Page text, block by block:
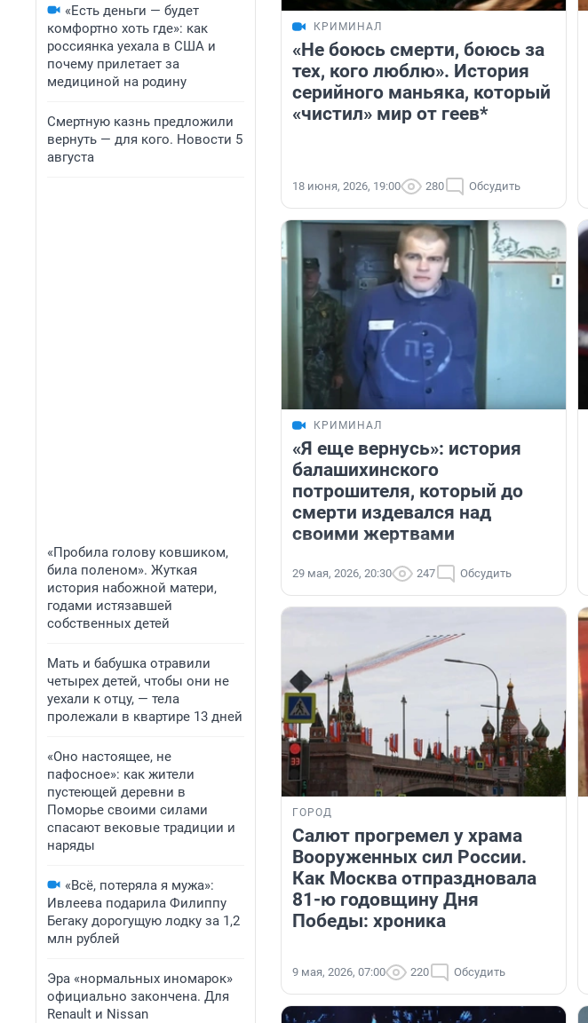
«Есть деньги — будет
комфортно хоть где»: как
россиянка уехала в США и
почему прилетает за
медициной на родину
Смертную казнь предложили
вернуть — для кого. Новости 5
августа
«Пробила голову ковшиком,
била поленом». Жуткая
история набожной матери,
годами истязавшей
собственных детей
Мать и бабушка отравили
четырех детей, чтобы они не
уехали к отцу, — тела
пролежали в квартире 13 дней
«Оно настоящее, не
пафосное»: как жители
пустеющей деревни в
Поморье своими силами
спасают вековые традиции и
наряды
«Всё, потеряла я мужа»:
Ивлеева подарила Филиппу
Бегаку дорогущую лодку за 1,2
млн рублей
Эра «нормальных иномарок»
официально закончена. Для
Renault и Nissan
КРИМИНАЛ
«Не боюсь смерти, боюсь за
тех, кого люблю». История
серийного маньяка, который
«чистил» мир от геев*
18 июня, 2026, 19:00 280 Обсудить
КРИМИНАЛ
«Я еще вернусь»: история
балашихинского
потрошителя, который до
смерти издевался над
своими жертвами
29 мая, 2026, 20:30 247 Обсудить
ГОРОД
Салют прогремел у храма
Вооруженных сил России.
Как Москва отпраздновала
81-ю годовщину Дня
Победы: хроника
9 мая, 2026, 07:00 220 Обсудить